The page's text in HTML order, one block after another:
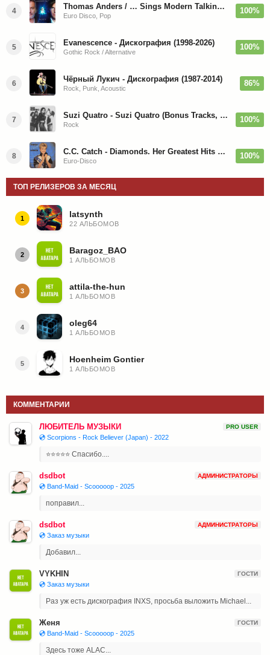
4 Thomas Anders / … Sings Modern Talking: The Best hi-res
Euro Disco, Pop
100%
5 Evanescence - Дискография (1998-2026)
Gothic Rock / Alternative
100%
6 Чёрный Лукич - Дискография (1987-2014)
Rock, Punk, Acoustic
86%
7 Suzi Quatro - Suzi Quatro (Bonus Tracks, Remaster) 1973/2022
Rock
100%
8 C.C. Catch - Diamonds. Her Greatest Hits 1988
Euro-Disco
100%
ТОП РЕЛИЗЕРОВ ЗА МЕСЯЦ
1 latsynth
22 АЛЬБОМОВ
2 Baragoz_BAO
1 АЛЬБОМОВ
3 attila-the-hun
1 АЛЬБОМОВ
4 oleg64
1 АЛЬБОМОВ
5 Hoenheim Gontier
1 АЛЬБОМОВ
КОММЕНТАРИИ
ЛЮБИТЕЛЬ МУЗЫКИ PRO USER
💿 Scorpions - Rock Believer (Japan) - 2022
⭐⭐⭐⭐⭐ Спасибо....
dsdbot АДМИНИСТРАТОРЫ
💿 Band-Maid - Scooooop - 2025
поправил...
dsdbot АДМИНИСТРАТОРЫ
💿 Заказ музыки
Добавил...
VYKHIN ГОСТИ
💿 Заказ музыки
Раз уж есть дискография INXS, просьба выложить Michael...
Женя ГОСТИ
💿 Band-Maid - Scooooop - 2025
Здесь тоже ALAC...